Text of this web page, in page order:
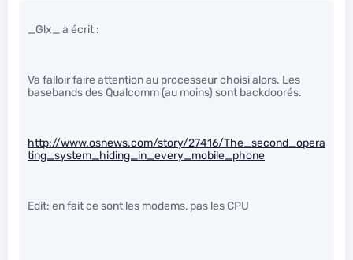
_Glx_ a écrit :
Va falloir faire attention au processeur choisi alors. Les
basebands des Qualcomm (au moins) sont backdoorés.
http://www.osnews.com/story/27416/The_second_opera
ting_system_hiding_in_every_mobile_phone
Edit: en fait ce sont les modems, pas les CPU